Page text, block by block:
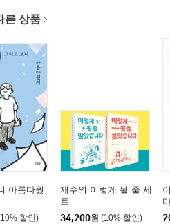
른 상품
아름다웠
할인)
재수의 이렇게 될 줄 세
트
34,200원 (10% 할인)